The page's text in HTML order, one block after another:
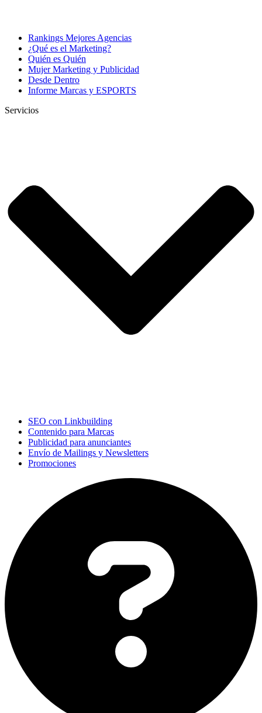
Rankings Mejores Agencias
¿Qué es el Marketing?
Quién es Quién
Mujer Marketing y Publicidad
Desde Dentro
Informe Marcas y ESPORTS
Servicios
SEO con Linkbuilding
Contenido para Marcas
Publicidad para anunciantes
Envío de Mailings y Newsletters
Promociones